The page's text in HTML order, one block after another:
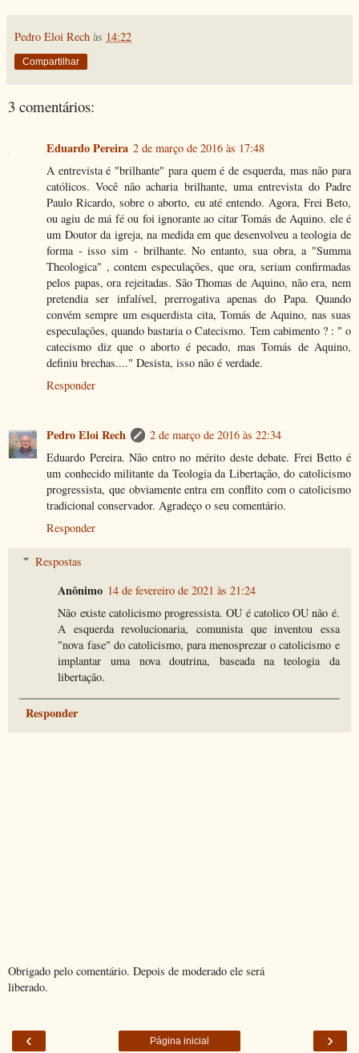
Pedro Eloi Rech às 14:22
Compartilhar
3 comentários:
Eduardo Pereira 2 de março de 2016 às 17:48
A entrevista é "brilhante" para quem é de esquerda, mas não para
católicos. Você não acharia brilhante, uma entrevista do Padre
Paulo Ricardo, sobre o aborto, eu até entendo. Agora, Frei Beto,
ou agiu de má fé ou foi ignorante ao citar Tomás de Aquino. ele é
um Doutor da igreja, na medida em que desenvolveu a teologia de
forma - isso sim - brilhante. No entanto, sua obra, a "Summa
Theologica" , contem especulações, que ora, seriam confirmadas
pelos papas, ora rejeitadas. São Thomas de Aquino, não era, nem
pretendia ser infalível, prerrogativa apenas do Papa. Quando
convém sempre um esquerdista cita, Tomás de Aquino, nas suas
especulações, quando bastaria o Catecismo. Tem cabimento ? : " o
catecismo diz que o aborto é pecado, mas Tomás de Aquino,
definiu brechas...." Desista, isso não é verdade.
Responder
Pedro Eloi Rech
2 de março de 2016 às 22:34
Eduardo Pereira. Não entro no mérito deste debate. Frei Betto é
um conhecido militante da Teologia da Libertação, do catolicismo
progressista, que obviamente entra em conflito com o catolicismo
tradicional conservador. Agradeço o seu comentário.
Responder
Respostas
Anônimo 14 de fevereiro de 2021 às 21:24
Não existe catolicismo progressista. OU é catolico OU não é.
A esquerda revolucionaria, comunista que inventou essa
"nova fase" do catolicismo, para menosprezar o catolicismo e
implantar uma nova doutrina, baseada na teologia da
libertação.
Responder
Obrigado pelo comentário. Depois de moderado ele será
liberado.
‹ ›
Página inicial